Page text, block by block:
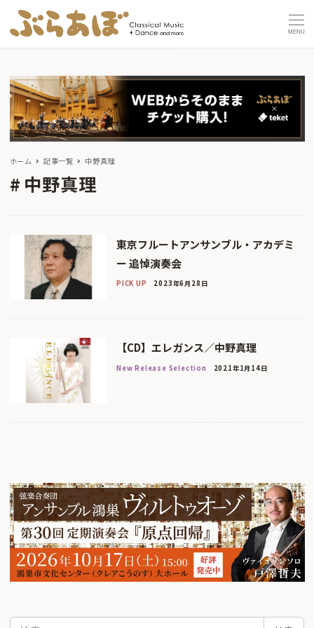
MENU
ホーム 記事一覧 中野真理
中野真理
東京フルートアンサンブル・アカデミ
ー 追悼演奏会
PICK UP 2023年6月28日
【CD】エレガンス／中野真理
New Release Selection 2021年1月14日
検